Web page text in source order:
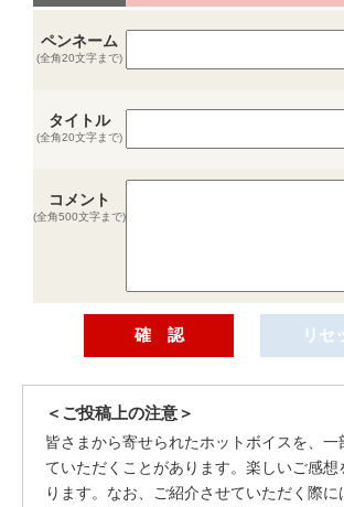
ペンネーム
(全角20文字まで)
タイトル
(全角20文字まで)
コメント
(全角500文字まで)
＜ご投稿上の注意＞
皆さまから寄せられたホットボイスを、一
ていただくことがあります。楽しいご感想
ります。なお、ご紹介させていただく際に